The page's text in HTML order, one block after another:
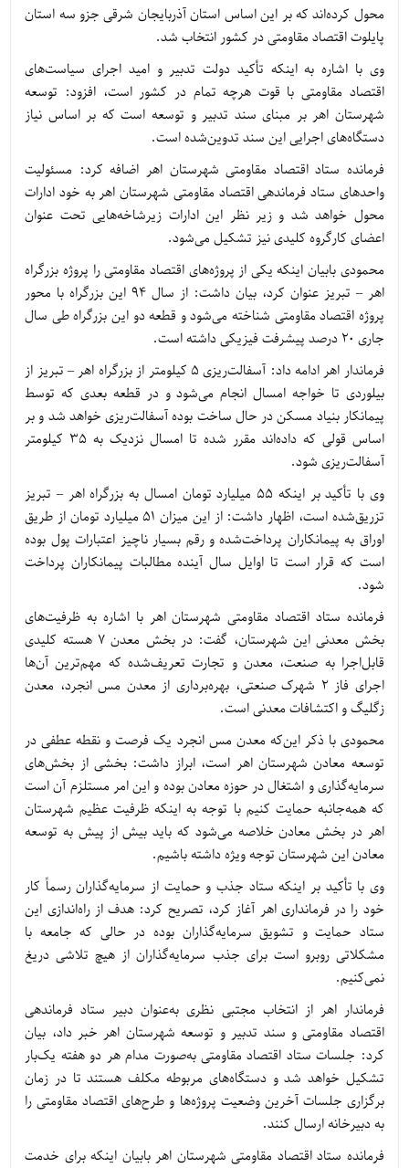
محول کرده‌اند که بر این اساس استان آذربایجان شرقی جزو سه استان
پایلوت اقتصاد مقاومتی در کشور انتخاب شد.
وی با اشاره به اینکه تأکید دولت تدبیر و امید اجرای سیاست‌های
اقتصاد مقاومتی با قوت هرچه تمام در کشور است، افزود: توسعه
شهرستان اهر بر مبنای سند تدبیر و توسعه است که بر اساس نیاز
دستگاه‌های اجرایی این سند تدوین‌شده است.
فرمانده ستاد اقتصاد مقاومتی شهرستان اهر اضافه کرد: مسئولیت
واحدهای ستاد فرماندهی اقتصاد مقاومتی شهرستان اهر به خود ادارات
محول خواهد شد و زیر نظر این ادارات زیرشاخه‌هایی تحت عنوان
اعضای کارگروه کلیدی نیز تشکیل می‌شود.
محمودی بابیان اینکه یکی از پروژه‌های اقتصاد مقاومتی را پروژه بزرگراه
اهر – تبریز عنوان کرد، بیان داشت: از سال ۹۴ این بزرگراه با محور
پروژه اقتصاد مقاومتی شناخته می‌شود و قطعه دو این بزرگراه طی سال
جاری ۲۰ درصد پیشرفت فیزیکی داشته است.
فرماندار اهر ادامه داد: آسفالت‌ریزی ۵ کیلومتر از بزرگراه اهر – تبریز از
بیلوردی تا خواجه امسال انجام می‌شود و در قطعه بعدی که توسط
پیمانکار بنیاد مسکن در حال ساخت بوده آسفالت‌ریزی خواهد شد و بر
اساس قولی که داده‌اند مقرر شده تا امسال نزدیک به ۳۵ کیلومتر
آسفالت‌ریزی شود.
وی با تأکید بر اینکه 55 میلیارد تومان امسال به بزرگراه اهر – تبریز
تزریق‌شده است، اظهار داشت: از این میزان ۵۱ میلیارد تومان از طریق
اوراق به پیمانکاران پرداخت‌شده و رقم بسیار ناچیز اعتبارات پول بوده
است که قرار است تا اوایل سال آینده مطالبات پیمانکاران پرداخت
شود.
فرمانده ستاد اقتصاد مقاومتی شهرستان اهر با اشاره به ظرفیت‌های
بخش معدنی این شهرستان، گفت: در بخش معدن ۷ هسته کلیدی
قابل‌اجرا به صنعت، معدن و تجارت تعریف‌شده که مهم‌ترین آن‌ها
اجرای فاز ۲ شهرک صنعتی، بهره‌برداری از معدن مس انجرد، معدن
زگلیگ و اکتشافات معدنی است.
محمودی با ذکر این‌که معدن مس انجرد یک فرصت و نقطه عطفی در
توسعه معادن شهرستان اهر است، ابراز داشت: بخشی از بخش‌های
سرمایه‌گذاری و اشتغال در حوزه معادن بوده و این امر مستلزم آن است
که همه‌جانبه حمایت کنیم با توجه به اینکه ظرفیت عظیم شهرستان
اهر در بخش معادن خلاصه می‌شود که باید بیش از پیش به توسعه
معادن این شهرستان توجه ویژه داشته باشیم.
وی با تأکید بر اینکه ستاد جذب و حمایت از سرمایه‌گذاران رسماً کار
خود را در فرمانداری اهر آغاز کرد، تصریح کرد: هدف از راه‌اندازی این
ستاد حمایت و تشویق سرمایه‌گذاران بوده در حالی که جامعه با
مشکلاتی روبرو است برای جذب سرمایه‌گذاران از هیچ تلاشی دریغ
نمی‌کنیم.
فرماندار اهر از انتخاب مجتبی نظری به‌عنوان دبیر ستاد فرماندهی
اقتصاد مقاومتی و سند تدبیر و توسعه شهرستان اهر خبر داد، بیان
کرد: جلسات ستاد اقتصاد مقاومتی به‌صورت مدام هر دو هفته یک‌بار
تشکیل خواهد شد و دستگاه‌های مربوطه مکلف هستند تا در زمان
برگزاری جلسات آخرین وضعیت پروژه‌ها و طرح‌های اقتصاد مقاومتی را
به دبیرخانه ارسال کنند.
فرمانده ستاد اقتصاد مقاومتی شهرستان اهر بابیان اینکه برای خدمت